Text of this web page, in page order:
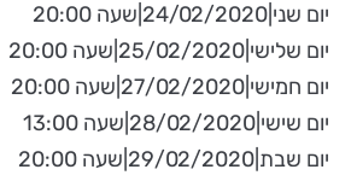
יום שני|24/02/2020|שעה 20:00
יום שלישי|25/02/2020|שעה 20:00
יום חמישי|27/02/2020|שעה 20:00
יום שישי|28/02/2020|שעה 13:00
יום שבת|29/02/2020|שעה 20:00